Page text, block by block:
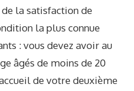
la satisfaction de
la plus connue
: vous devez avoir au
âgés de moins de 20
de votre deuxième